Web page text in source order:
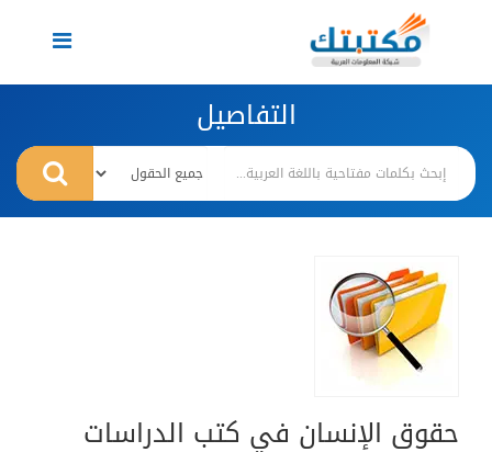
Toggle
navigation
التفاصيل
حقوق الإنسان في كتب الدراسات